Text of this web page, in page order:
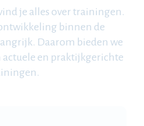
je alles over trainingen.
binnen de
Daarom bieden we
actuele en praktijkgerichte